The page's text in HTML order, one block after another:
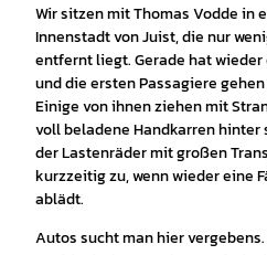
Wir sitzen mit Thomas Vodde in
Innenstadt von Juist, die nur
entfernt liegt. Gerade hat
und die ersten Passagiere
Einige von ihnen ziehen mit
voll beladene Handkarren hinter
der Lastenräder mit großen
kurzzeitig zu, wenn wieder eine
ablädt.
Autos sucht man hier